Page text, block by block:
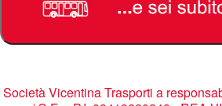
Società Vicentina Trasporti a